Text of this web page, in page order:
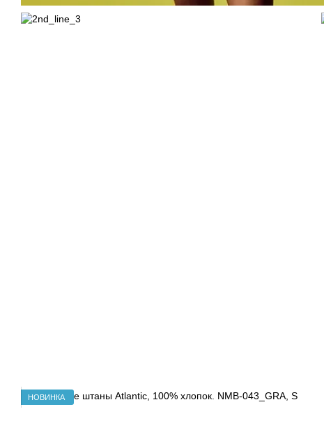
НОВИНКА